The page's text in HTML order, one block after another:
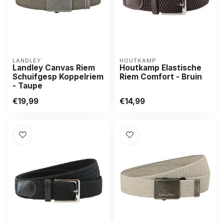
LANDLEY
Landley Canvas Riem
Schuifgesp Koppelriem
- Taupe
€19,99
HOUTKAMP
Houtkamp Elastische
Riem Comfort - Bruin
€14,99